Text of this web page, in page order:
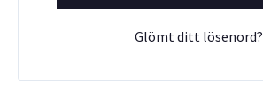
Glömt ditt lösenord?